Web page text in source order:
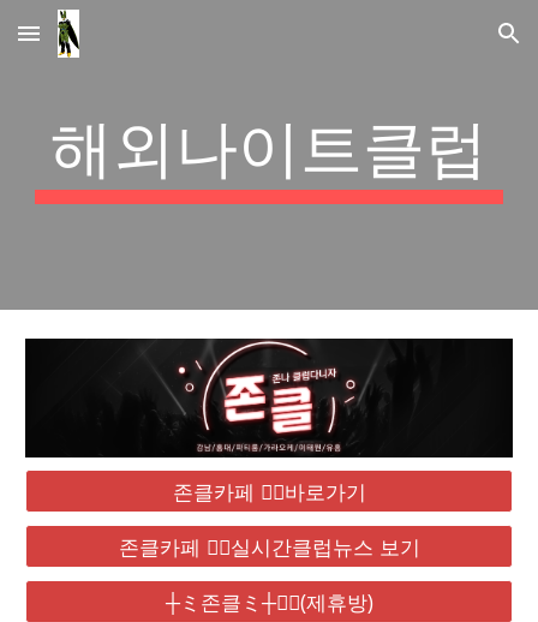
Skip to main content Skip to navigation
해외나이트클럽
존클카페 ❤️‍🔥바로가기
존클카페 ❤️‍🔥실시간클럽뉴스 보기
┼ミ존클ミ┼❤️‍🔥(제휴방)